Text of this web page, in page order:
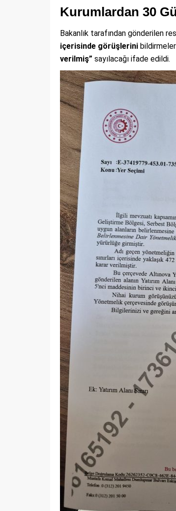
Kurumlardan 30
Bakanlık tarafından gönderilen
içerisinde görüşlerini
verilmiş” sayılacağı ifade edildi.